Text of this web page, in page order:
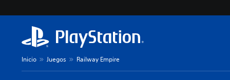
Inicio Juegos Railway Empire